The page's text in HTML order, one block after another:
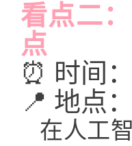
看点二
点
⏰ 时间
📍 地点
在人工